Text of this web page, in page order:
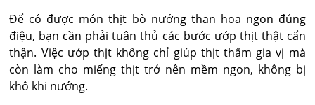
Để có được món thịt bò nướng than hoa ngon đúng
điệu, bạn cần phải tuân thủ các bước ướp thịt thật cẩn
thận. Việc ướp thịt không chỉ giúp thịt thấm gia vị mà
còn làm cho miếng thịt trở nên mềm ngon, không bị
khô khi nướng.